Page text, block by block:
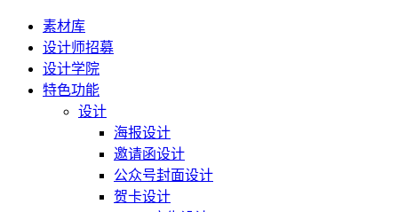
素材库
设计师招募
设计学院
特色功能
设计
海报设计
邀请函设计
公众号封面设计
贺卡设计